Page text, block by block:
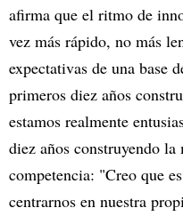
afirma que el ritmo de
vez más rápido, no más
expectativas de una base
primeros diez años
estamos realmente
diez años construyendo
competencia: "Creo que
centrarnos en nuestra